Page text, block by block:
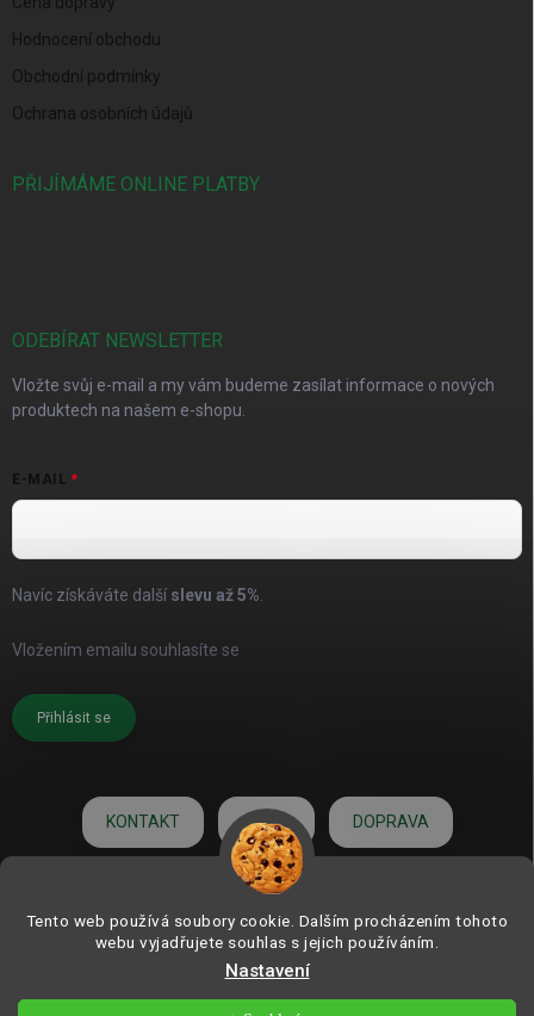
Tento web používá soubory cookie. Dalším procházením tohoto
webu vyjadřujete souhlas s jejich používáním.
Nastavení
Hodnocení obchodu
Obchodní podmínky
Ochrana osobních údajů
PŘIJÍMÁME ONLINE PLATBY
ODEBÍRAT NEWSLETTER
Vložte svůj e-mail a my vám budeme zasílat informace o nových
produktech na našem e-shopu.
E-MAIL
Navíc získáváte další slevu až5%
Vložením emailu souhlasíte se
Přihlásit se
KONTAKT O NÁS DOPRAVA
HODNOCENÍ
ZAHRADNÍ DEKORACE.com | od roku 2006
vyhrazena.